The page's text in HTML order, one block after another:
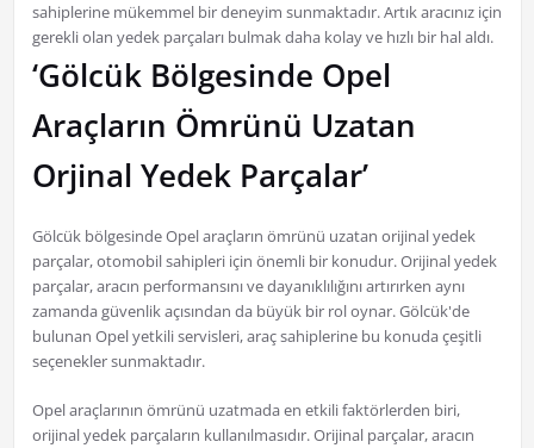
sahiplerine mükemmel bir deneyim sunmaktadır. Artık aracınız için
gerekli olan yedek parçaları bulmak daha kolay ve hızlı bir hal aldı.
‘Gölcük Bölgesinde Opel
Araçların Ömrünü Uzatan
Orjinal Yedek Parçalar’
Gölcük bölgesinde Opel araçların ömrünü uzatan orijinal yedek
parçalar, otomobil sahipleri için önemli bir konudur. Orijinal yedek
parçalar, aracın performansını ve dayanıklılığını artırırken aynı
zamanda güvenlik açısından da büyük bir rol oynar. Gölcük'de
bulunan Opel yetkili servisleri, araç sahiplerine bu konuda çeşitli
seçenekler sunmaktadır.
Opel araçlarının ömrünü uzatmada en etkili faktörlerden biri,
orijinal yedek parçaların kullanılmasıdır. Orijinal parçalar, aracın